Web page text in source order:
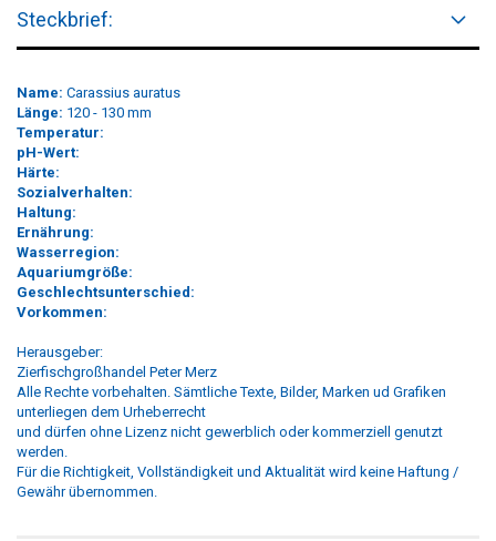
Steckbrief:
Name: Carassius auratus
Länge: 120 - 130 mm
Temperatur:
pH-Wert:
Härte:
Sozialverhalten:
Haltung:
Ernährung:
Wasserregion:
Aquariumgröße:
Geschlechtsunterschied:
Vorkommen:
Herausgeber:
Zierfischgroßhandel Peter Merz
Alle Rechte vorbehalten. Sämtliche Texte, Bilder, Marken ud Grafiken
unterliegen dem Urheberrecht
und dürfen ohne Lizenz nicht gewerblich oder kommerziell genutzt
werden.
Für die Richtigkeit, Vollständigkeit und Aktualität wird keine Haftung /
Gewähr übernommen.